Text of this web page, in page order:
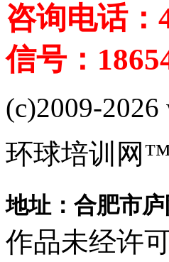
咨询电话：
信号：
(c)2009-2026
环球培训网
地址：合肥市
作品未经许